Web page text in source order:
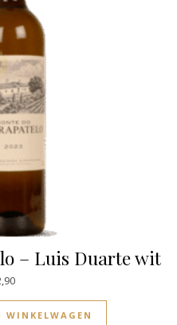
– Luis Duarte wit
WINKELWAGEN